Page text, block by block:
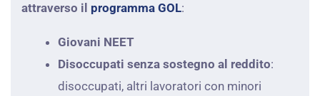
attraverso il programma GOL:
Giovani NEET
Disoccupati senza sostegno al reddito:
disoccupati, altri lavoratori con minori